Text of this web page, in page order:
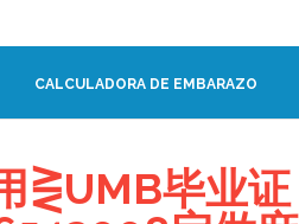
CALCULADORA DE EMBARAZO
⋛UMB毕业证